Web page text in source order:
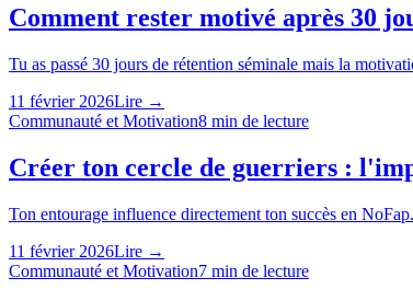
Comment rester motivé après 30
Tu as passé 30 jours de rétention séminale mais la
11 février 2026Lire →
Communauté et Motivation8 min de lecture
Créer ton cercle de guerriers :
Ton entourage influence directement ton succès en
11 février 2026Lire →
Communauté et Motivation7 min de lecture